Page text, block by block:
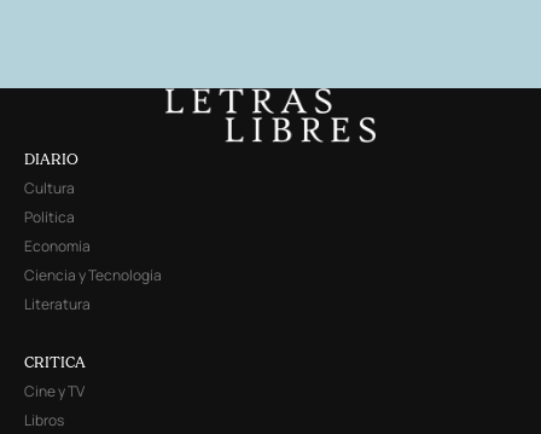
DIARIO
Cultura
Política
Economía
Ciencia y Tecnología
Literatura
CRITICA
Cine y TV
Libros